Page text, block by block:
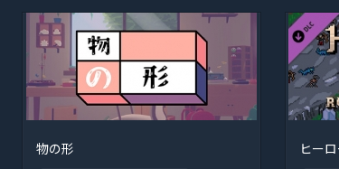
物の形 ヒー